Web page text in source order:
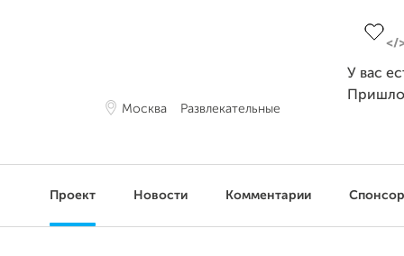
Москва Развлекательные
У вас
Проект Новости Комментарии